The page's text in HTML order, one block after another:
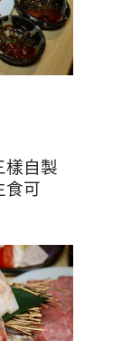
樣自製
食可